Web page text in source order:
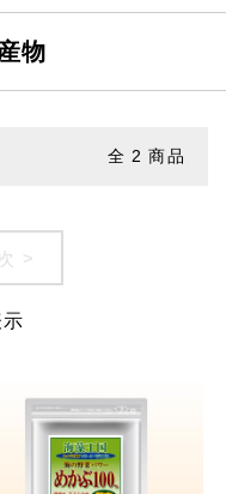
物
全 2 商品
>